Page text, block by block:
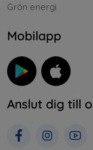
Grön energi
Mobilapp
Anslut dig till